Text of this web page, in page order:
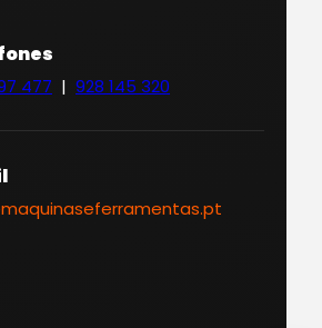
477 | 928 145 320